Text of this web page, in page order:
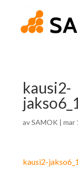
kausi2-
avSAMOK | mar
kausi2-